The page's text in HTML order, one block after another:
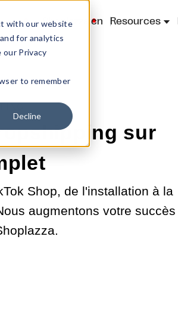
with our website
for analytics
Privacy
to remember
Decline
Shoplazza.cn Resources
sur
Shop, de l'installation à la
augmentons votre succès